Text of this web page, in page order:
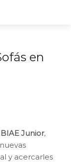
en
Junior,
y acercarles